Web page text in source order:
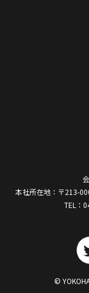
本社所在地：〒213-
TEL：
©